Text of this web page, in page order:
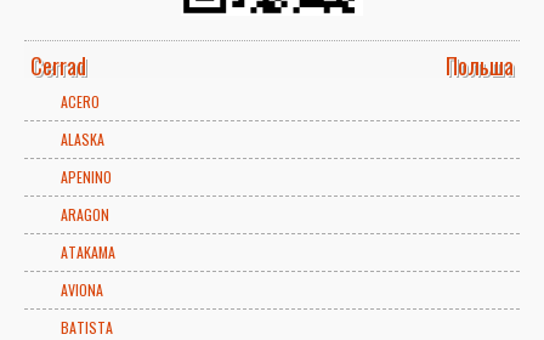
Cerrad Польша
ACERO
ALASKA
APENINO
ARAGON
ATAKAMA
AVIONA
BATISTA